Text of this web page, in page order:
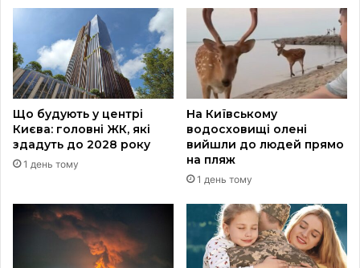
Що будують у центрі
Києва: головні ЖК, які
здадуть до 2028 року
1 день тому
На Київському
водосховищі олені
вийшли до людей прямо
на пляж
1 день тому